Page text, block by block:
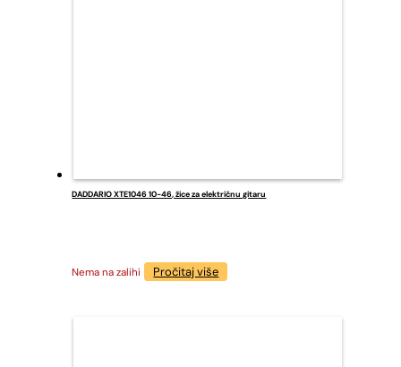
DADDARIO XTE1046 10-46, žice za električnu gitaru
Nema na zalihi Pročitaj više